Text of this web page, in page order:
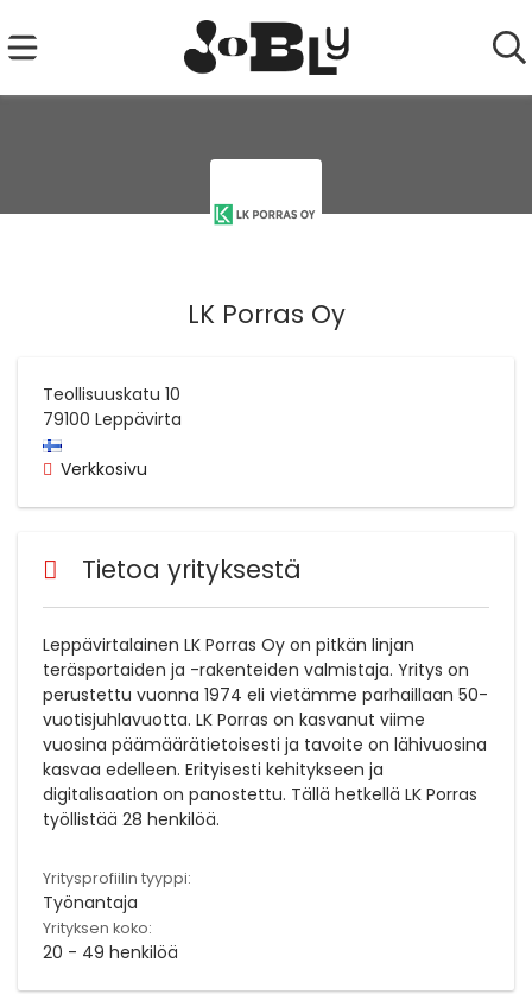
LK Porras Oy
Teollisuuskatu 10
79100 Leppävirta
Verkkosivu
Tietoa yrityksestä
Leppävirtalainen LK Porras Oy on pitkän linjan
teräsportaiden ja -rakenteiden valmistaja. Yritys on
perustettu vuonna 1974 eli vietämme parhaillaan 50-
vuotisjuhlavuotta. LK Porras on kasvanut viime
vuosina päämäärätietoisesti ja tavoite on lähivuosina
kasvaa edelleen. Erityisesti kehitykseen ja
digitalisaation on panostettu. Tällä hetkellä LK Porras
työllistää 28 henkilöä.
Yritysprofiilin tyyppi:
Työnantaja
Yrityksen koko:
20 - 49 henkilöä